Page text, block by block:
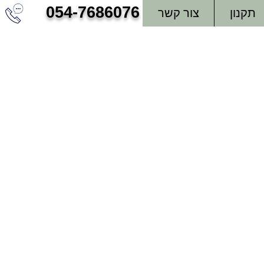
צור קשר תקנון 054-7686076